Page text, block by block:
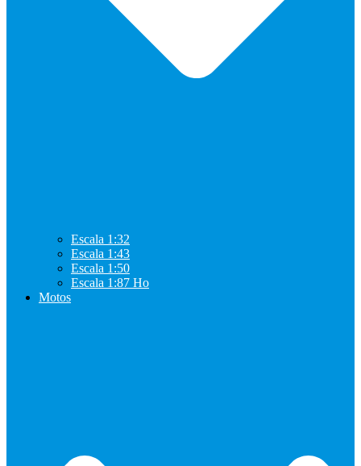
Escala 1:32
Escala 1:43
Escala 1:50
Escala 1:87 Ho
Motos